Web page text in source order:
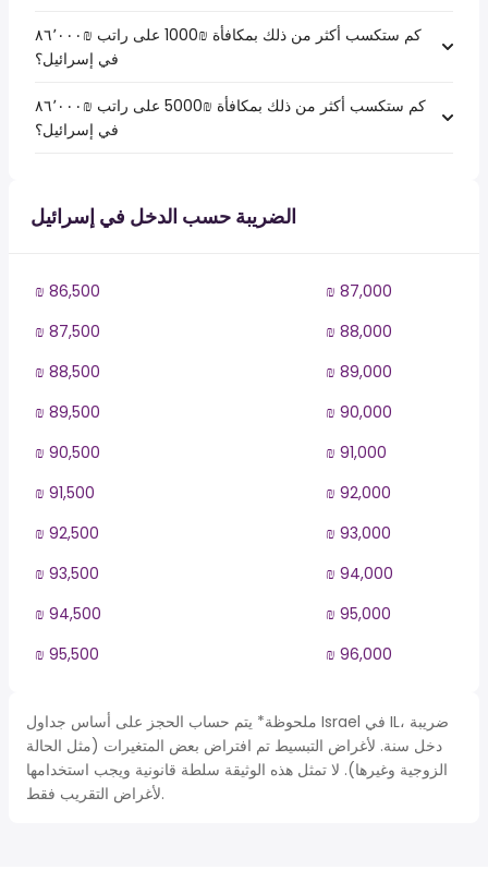
كم ستكسب أكثر من ذلك بمكافأة ₪1000 على راتب ₪‏٨٦٬٠٠٠
في إسرائيل؟
كم ستكسب أكثر من ذلك بمكافأة ₪5000 على راتب ₪‏٨٦٬٠٠٠
في إسرائيل؟
الضريبة حسب الدخل في إسرائيل
₪ 86,500
₪ 87,000
₪ 87,500
₪ 88,000
₪ 88,500
₪ 89,000
₪ 89,500
₪ 90,000
₪ 90,500
₪ 91,000
₪ 91,500
₪ 92,000
₪ 92,500
₪ 93,000
₪ 93,500
₪ 94,000
₪ 94,500
₪ 95,000
₪ 95,500
₪ 96,000
ملحوظة* يتم حساب الحجز على أساس جداول Israel في IL، ضريبة
دخل سنة. لأغراض التبسيط تم افتراض بعض المتغيرات (مثل الحالة
الزوجية وغيرها). لا تمثل هذه الوثيقة سلطة قانونية ويجب استخدامها
لأغراض التقريب فقط.